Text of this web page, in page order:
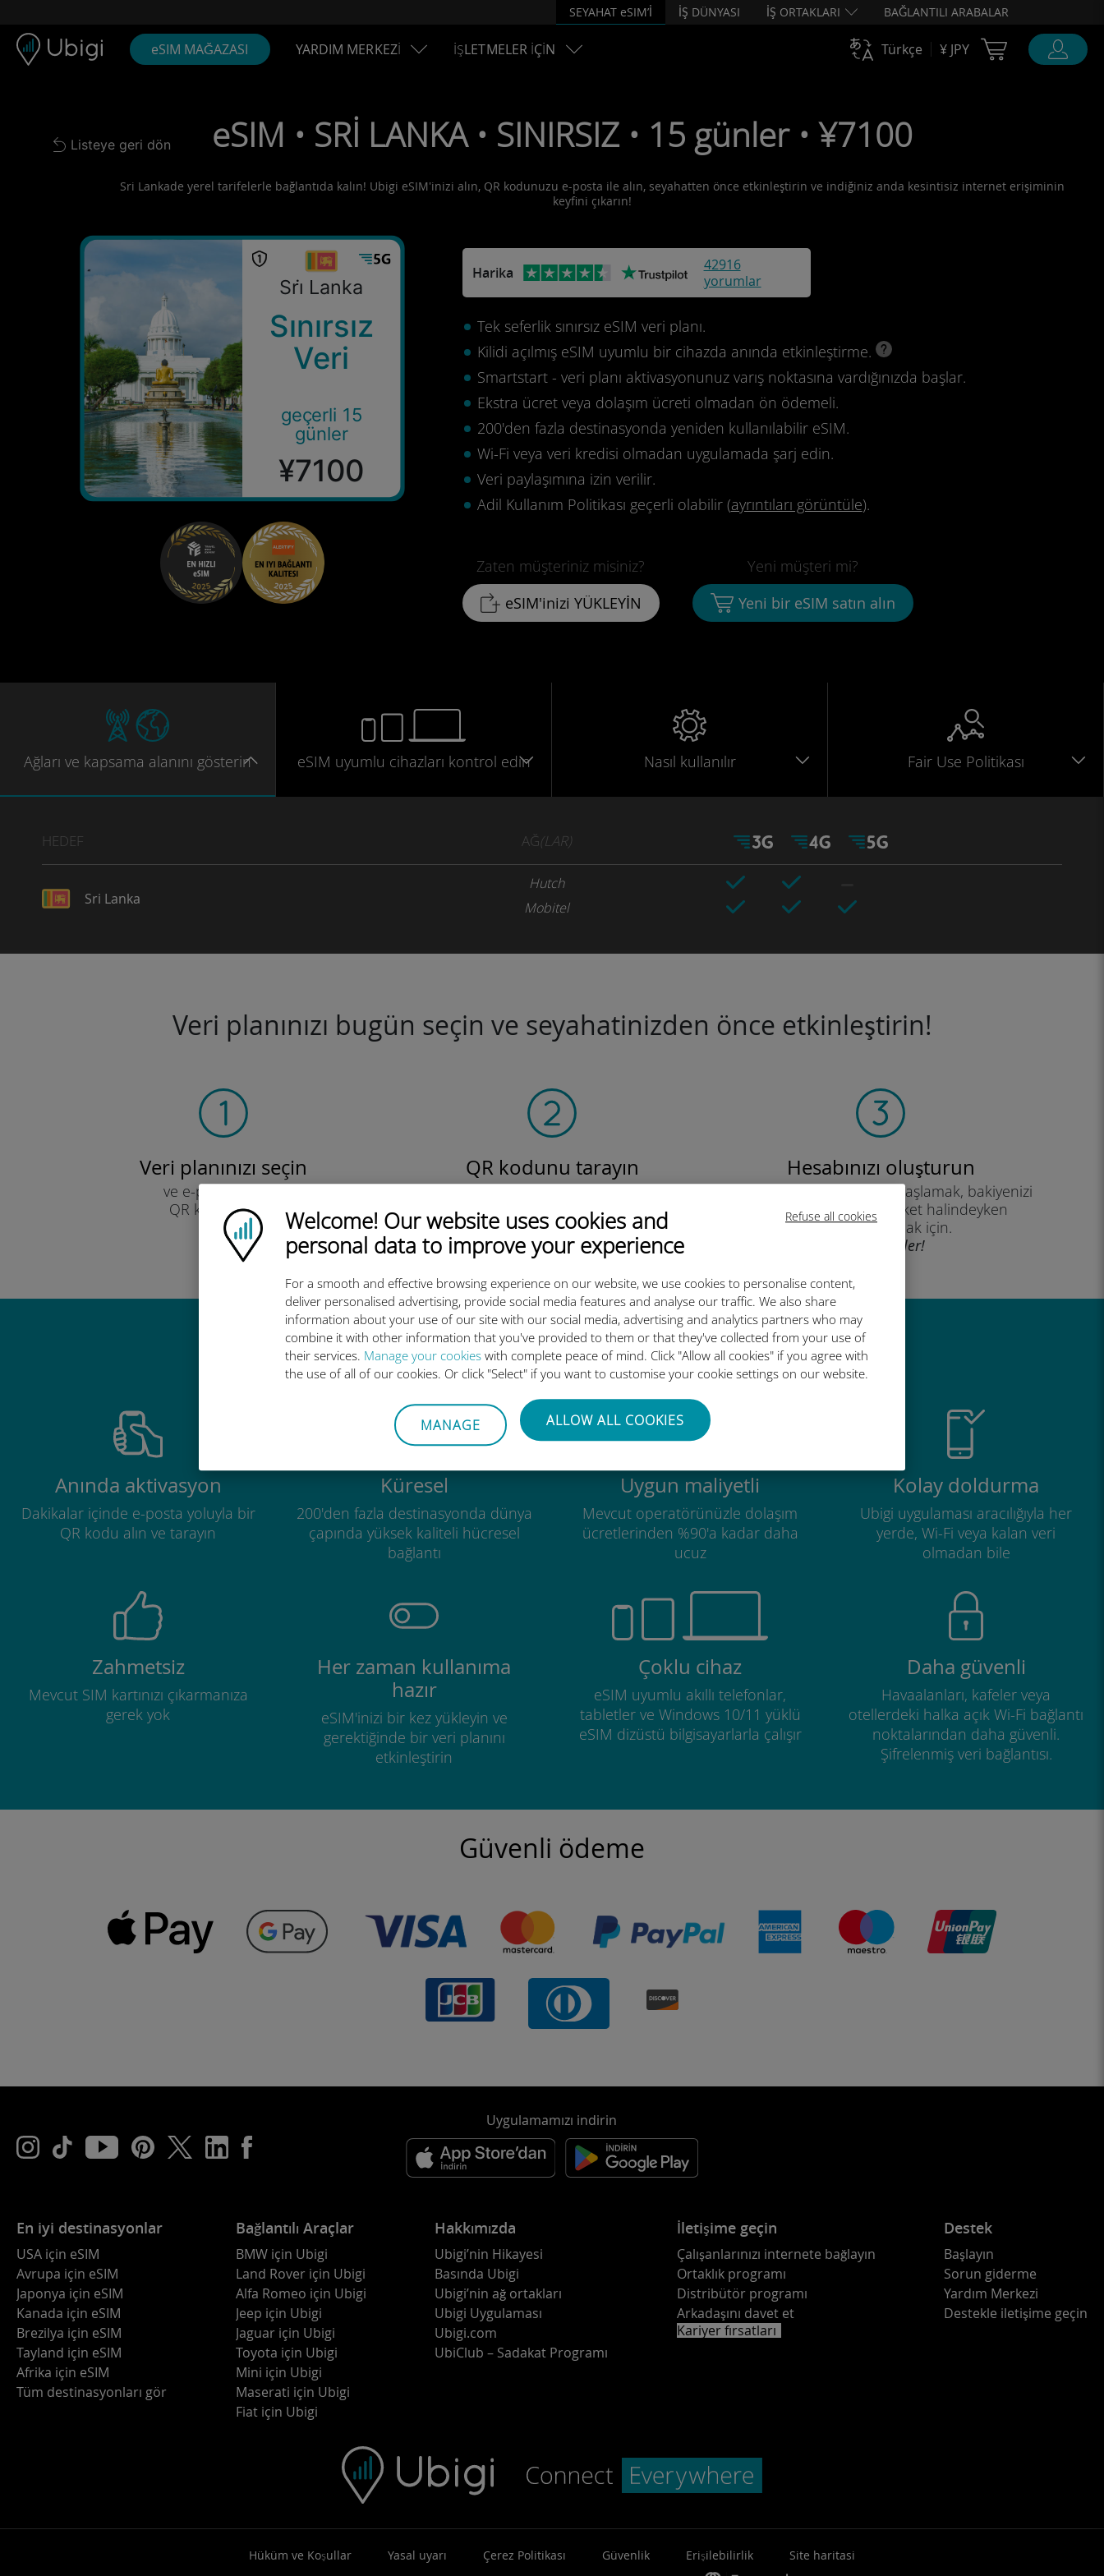
Refuse all cookies
Ubigi logo
Welcome! Our website uses cookies and
personal data to improve your experience
For a smooth and effective browsing experience on our website, we use cookies to personalise content,
deliver personalised advertising, provide social media features and analyse our traffic. We also share
information about your use of our site with our social media, advertising and analytics partners who may
combine it with other information that you've provided to them or that they've collected from your use of
their services. Manage your cookies with complete peace of mind. Click "Allow all cookies" if you agree with
the use of all of our cookies. Or click "Select" if you want to customise your cookie settings on our website.
MANAGE ALLOW ALL COOKIES
SEYAHAT eSIM’İ İŞ DÜNYASI İŞ ORTAKLARI BAĞLANTILI ARABALAR
eSIM MAĞAZASI YARDIM MERKEZİ İŞLETMELER İÇİN Türkçe ¥ JPY Cart Ubigi
Back to list
Listeye geri dön eSIM • SRİ LANKA • SINIRSIZ • 15 günler • ¥7100
Sri Lankade yerel tarifelerle bağlantıda kalın! Ubigi eSIM'inizi alın, QR kodunuzu e-posta ile alın, seyahatten önce etkinleştirin ve indiğiniz anda kesintisiz internet erişiminin
keyfini çıkarın!
Sri̇ Lanka
Sınırsız
Veri
geçerli 15
günler
¥7100
Harika
42916
yorumlar
Tek seferlik sınırsız eSIM veri planı.
Kilidi açılmış eSIM uyumlu bir cihazda anında etkinleştirme.
Smartstart - veri planı aktivasyonunuz varış noktasına vardığınızda başlar.
Ekstra ücret veya dolaşım ücreti olmadan ön ödemeli.
200'den fazla destinasyonda yeniden kullanılabilir eSIM.
Wi-Fi veya veri kredisi olmadan uygulamada şarj edin.
Veri paylaşımına izin verilir.
Adil Kullanım Politikası geçerli olabilir (ayrıntıları görüntüle).
Zaten müşteriniz misiniz?
eSIM'inizi YÜKLEYİN
Yeni müşteri mi?
Yeni bir eSIM satın alın
Ağları ve kapsama alanını gösterin eSIM uyumlu cihazları kontrol edin Nasıl kullanılır Fair Use Politikası
HEDEF AĞ(LAR)
Sri Lanka
Hutch
Mobitel
Veri planınızı bugün seçin ve seyahatinizden önce etkinleştirin!
Veri planınızı seçin
ve e-posta yoluyla
QR kodu ile alın.
Hızlı!
QR kodunu tarayın
veri planını etkinleştirmek ve
Ubigi eSIM'i yüklemek için.
Çok basit!
Hesabınızı oluşturun
veri planınızı kullanmaya başlamak, bakiyenizi
kontrol etmek ve hareket halindeyken
yükleme yapmak için.
İyi eğlenceler!
Ubigi uluslararası eSIM neden bu kadar harika
Anında aktivasyon
Dakikalar içinde e-posta yoluyla bir
QR kodu alın ve tarayın
Küresel
200'den fazla destinasyonda dünya
çapında yüksek kaliteli hücresel
bağlantı
Uygun maliyetli
Mevcut operatörünüzle dolaşım
ücretlerinden %90'a kadar daha
ucuz
Kolay doldurma
Ubigi uygulaması aracılığıyla her
yerde, Wi-Fi veya kalan veri
olmadan bile
Zahmetsiz
Mevcut SIM kartınızı çıkarmanıza
gerek yok
Her zaman kullanıma
hazır
eSIM'inizi bir kez yükleyin ve
gerektiğinde bir veri planını
etkinleştirin
Çoklu cihaz
eSIM uyumlu akıllı telefonlar,
tabletler ve Windows 10/11 yüklü
eSIM dizüstü bilgisayarlarla çalışır
Daha güvenli
Havaalanları, kafeler veya
otellerdeki halka açık Wi-Fi bağlantı
noktalarından daha güvenli.
Şifrelenmiş veri bağlantısı.
Güvenli ödeme
Uygulamamızı indirin
En iyi destinasyonlar
USA için eSIM
Avrupa için eSIM
Japonya için eSIM
Kanada için eSIM
Brezilya için eSIM
Tayland için eSIM
Afrika için eSIM
Tüm destinasyonları gör
Bağlantılı Araçlar
BMW için Ubigi
Land Rover için Ubigi
Alfa Romeo için Ubigi
Jeep için Ubigi
Jaguar için Ubigi
Toyota için Ubigi
Mini için Ubigi
Maserati için Ubigi
Fiat için Ubigi
Hakkımızda
Ubigi’nin Hikayesi
Basında Ubigi
Ubigi’nin ağ ortakları
Ubigi Uygulaması
Ubigi.com
UbiClub – Sadakat Programı
İletişime geçin
Çalışanlarınızı internete bağlayın
Ortaklık programı
Distribütör programı
Arkadaşını davet et
Kariyer fırsatları
Destek
Başlayın
Sorun giderme
Yardım Merkezi
Destekle iletişime geçin
Hüküm ve Koşullar Yasal uyarı Çerez Politikası Güvenlik Erişilebilirlik
Site haritasi